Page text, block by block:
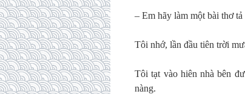
– Em hãy làm một bài thơ
Tôi nhớ, lần đầu tiên trời
Tôi tạt vào hiên nhà bên
nàng.